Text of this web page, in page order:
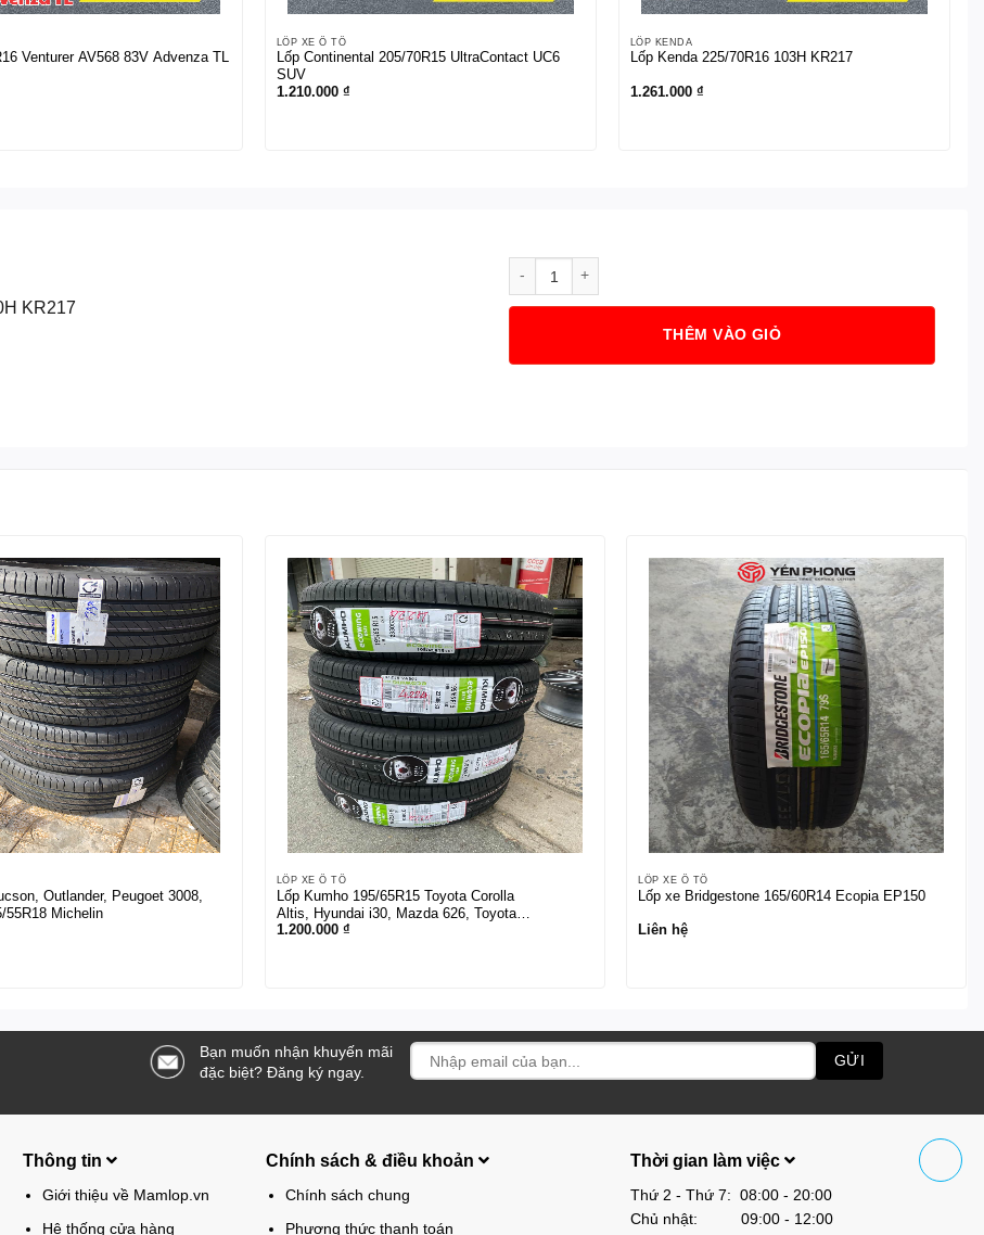
Venturer AV568 83V Advenza TL
LỐP XE Ô TÔ
Lốp Continental 205/70R15 UltraContact UC6
SUV
1.210.000 ₫
LỐP KENDA
Lốp Kenda 225/70R16 103H KR217
1.261.000 ₫
KR217
THÊM VÀO GIỎ
Outlander, Peugoet 3008,
55R18 Michelin
LỐP XE Ô TÔ
Lốp Kumho 195/65R15 Toyota Corolla
Altis, Hyundai i30, Mazda 626, Toyota
Zace, Hyundai Elantra, Peugeot 308
1.200.000 ₫
LỐP XE Ô TÔ
Lốp xe Bridgestone 165/60R14 Ecopia EP150
Liên hệ
Bạn muốn nhận khuyến mãi
đặc biệt? Đăng ký ngay.
Thông tin
Giới thiệu về Mamlop.vn
Hệ thống cửa hàng
Chính sách & điều khoản
Chính sách chung
Phương thức thanh toán
Thời gian làm việc
Thứ 2 - Thứ 7: 08:00 - 20:00
Chủ nhật: 09:00 - 12:00